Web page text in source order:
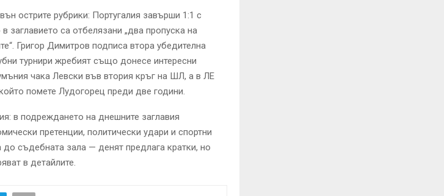
острите рубрики: Португалия завърши 1:1 с
заглавието са отбелязани „два пропуска на
Григор Димитров подписа втора убедителна
турнири жребият също донесе интересни
чака Левски във втория кръг на ШЛ, а в ЛЕ
помете Лудогорец преди две години.
в подреждането на днешните заглавия
претенции, политически удари и спортни
съдебната зала — денят предлага кратки, но
в детайлите.